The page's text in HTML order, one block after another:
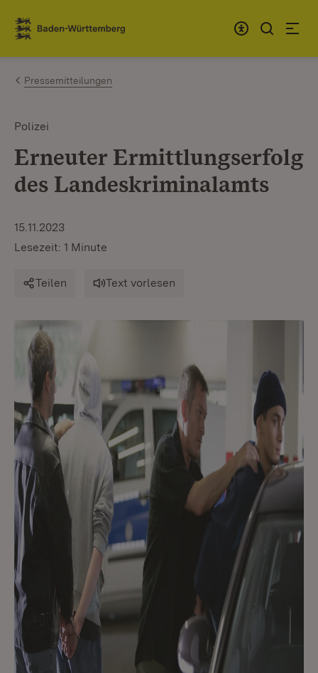
Zum Inhalt springen
Link zur Startseite
Pressemitteilungen
Polizei
Erneuter Ermittlungserfolg
des Landeskriminalamts
15.11.2023
Lesezeit: 1 Minute
Teilen Text vorlesen